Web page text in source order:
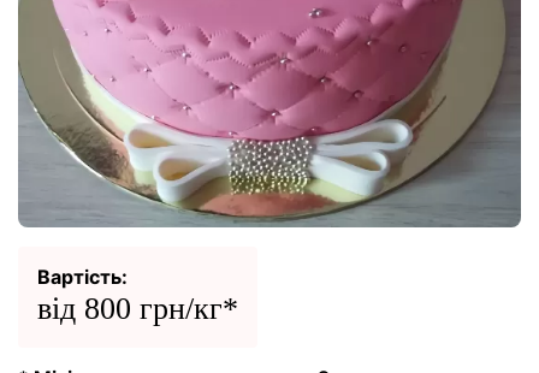
Вартість:
від 800 грн/кг*